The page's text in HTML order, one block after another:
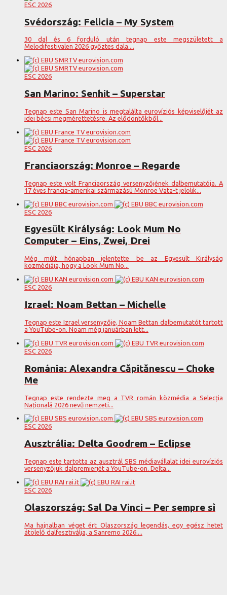
ESC 2026
Svédország: Felicia – My System
30 dal és 6 forduló után tegnap este megszületett a
Melodifestivalen 2026 győztes dala....
ESC 2026
San Marino: Senhit – Superstar
Tegnap este San Marino is megtalálta eurovíziós képviselőjét az
idei bécsi megmérettetésre. Az elődöntőkből...
ESC 2026
Franciaország: Monroe – Regarde
Tegnap este volt Franciaország versenyzőjének dalbemutatója. A
17 éves francia-amerikai származású Monroe Vata-t jelölik...
ESC 2026
Egyesült Királyság: Look Mum No
Computer – Eins, Zwei, Drei
Még múlt hónapban jelentette be az Egyesült Királyság
közmédiája, hogy a Look Mum No...
ESC 2026
Izrael: Noam Bettan – Michelle
Tegnap este Izrael versenyzője, Noam Bettan dalbemutatót tartott
a YouTube-on. Noam még januárban lett...
ESC 2026
Románia: Alexandra Căpitănescu – Choke
Me
Tegnap este rendezte meg a TVR román közmédia a Selecția
Națională 2026 nevű nemzeti...
ESC 2026
Ausztrália: Delta Goodrem – Eclipse
Tegnap este tartotta az ausztrál SBS médiavállalat idei eurovíziós
versenyzőjük dalpremierjét a YouTube-on. Delta...
ESC 2026
Olaszország: Sal Da Vinci – Per sempre sì
Ma hajnalban véget ért Olaszország legendás, egy egész hetet
átölelő dalfesztiválja, a Sanremo 2026....